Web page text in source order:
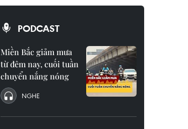
PODCAST
Miền Bắc giảm mưa
từ đêm nay, cuối tuần
chuyển nắng nóng
NGHE